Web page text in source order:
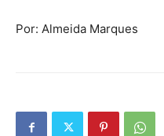
Por: Almeida Marques